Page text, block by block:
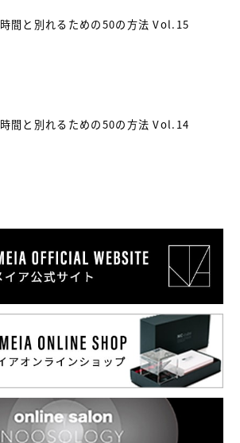
時間と別れるための50の方法 Vol.15
時間と別れるための50の方法 Vol.14